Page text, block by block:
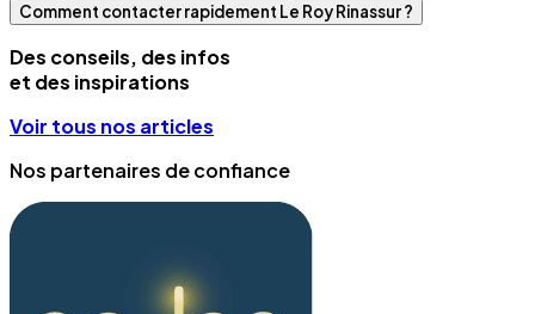
Comment contacter rapidement Le Roy Rinassur ?
Des conseils, des infos
et des inspirations
Voir tous nos articles
Nos partenaires de confiance